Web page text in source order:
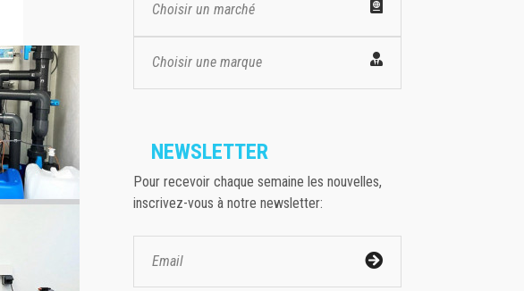
Choisir un marché
Choisir une marque
NEWSLETTER
Pour recevoir chaque semaine les nouvelles,
inscrivez-vous à notre newsletter: